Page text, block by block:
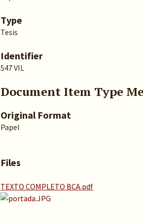
Type
Tesis
Identifier
547 VIL
Document Item Type
Original Format
Papel
Files
TEXTO COMPLETO BCA.pdf